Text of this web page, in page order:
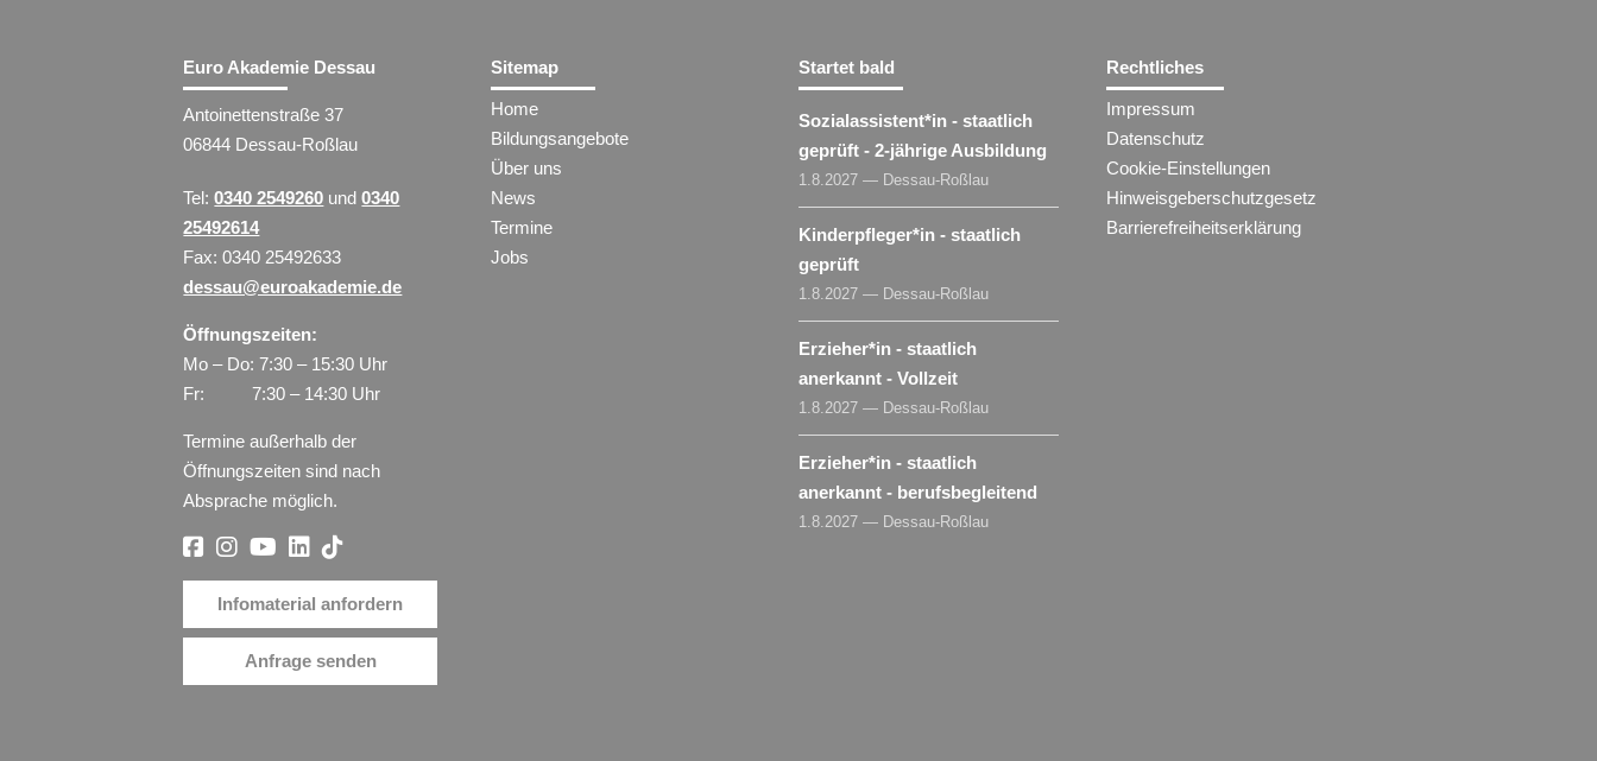
Euro Akademie Dessau
Antoinettenstraße 37
06844 Dessau-Roßlau
Tel:0340 2549260 und0340
25492614
Fax: 0340 25492633
dessau@euroakademie.de
Öffnungszeiten:
Mo – Do: 7:30 – 15:30 Uhr
Fr: 7:30 – 14:30 Uhr
Termine außerhalb der
Öffnungszeiten sind nach
Absprache möglich.
Infomaterial anfordern
Anfrage senden
Sitemap
Home
Bildungsangebote
Über uns
News
Termine
Jobs
Startet bald
Sozialassistent​*in - staatlich
geprüft - 2-jährige Ausbildung
1.8.2027 — Dessau-Roßlau
Kinderpfleger​*in - staatlich
geprüft
1.8.2027 — Dessau-Roßlau
Erzieher​*in - staatlich
anerkannt - Vollzeit
1.8.2027 — Dessau-Roßlau
Erzieher​*in - staatlich
anerkannt - berufsbegleitend
1.8.2027 — Dessau-Roßlau
Rechtliches
Impressum
Datenschutz
Cookie-Einstellungen
Hinweisgeberschutzgesetz
Barrierefreiheitserklärung